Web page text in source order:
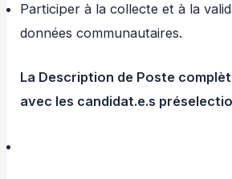
Participer à la collecte et à la
données communautaires.
La Description de Poste
avec les candidat.e.s